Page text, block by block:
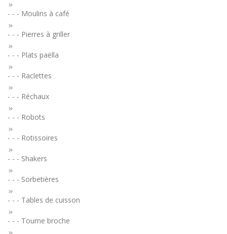
- - - Moulins à café
- - - Pierres à griller
- - - Plats paëlla
- - - Raclettes
- - - Réchaux
- - - Robots
- - - Rotissoires
- - - Shakers
- - - Sorbetières
- - - Tables de cuisson
- - - Tourne broche